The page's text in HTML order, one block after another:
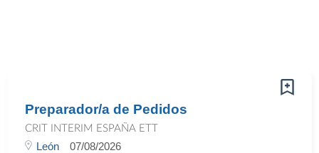
Preparador/a de Pedidos
CRIT INTERIM ESPAÑA ETT
León 07/08/2026